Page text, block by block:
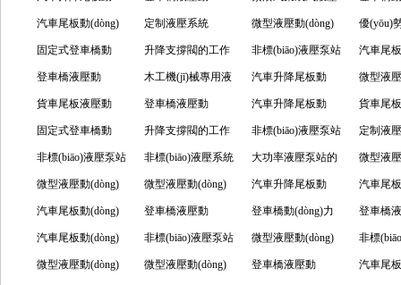
分組成 (diǎn) 項(xiàng)
能，原理，應
(yīng)用及維護(hù)
哪些部分組成？ 識(shí)點(diǎn)熟悉 (jié)方法
項(xiàng)
(dòng)力單元的組
成結(jié)構(gòu)及
工作原理
(dòng)力單元的作
用，部件及特點
(diǎn)介紹
泵站怎么工作，特
點(diǎn)及優(yōu)
勢如何
單元的
特點
汽車尾板動(dòng)
力單元中閥有哪
些？
定制液壓系統
(tǒng)的基本要求
分享
微型液壓動(dòng)
力單元的結(jié)構
(gòu)和應(yīng)用
優(yōu)
車尾板
(dòng)
固定式登車橋動
(dòng)力單元的不
同方面介紹
升降支撐閥的工作
原理包含哪些？
非標(biāo)液壓泵站
的操作規(guī)程分
享
汽車尾
力單元
及應
登車橋液壓動
(dòng)力單元有什
么作用，特點(diǎn)
如何
木工機(jī)械專用液
壓泵站的作用體現
(xiàn)
汽車升降尾板動
(dòng)力單元的簡
單認(rèn)識(shí)
微型液
力單元
(gòu)及
貨車尾板液壓動
(dòng)力單元的主
要組成部分
登車橋液壓動
(dòng)力單元的諸
多方面介紹
汽車升降尾板動
(dòng)力單元是什
么呢？
貨車尾
(dòng)
由哪些部
固定式登車橋動
(dòng)力單元是什
么，怎么工作，用
在哪里？
升降支撐閥的工作
原理，結(jié)構
(gòu)功能
非標(biāo)液壓泵站
的使用原理及各部
件的作用
定制液
(tǒng)是
哪些場
用
非標(biāo)液壓泵站
通常怎么使用？
非標(biāo)液壓系統
(tǒng)是怎樣的裝
置
大功率液壓泵站的
工作原理怎樣？
微型液
力單元
于哪些？
微型液壓動(dòng)
力單元的結(jié)構
(gòu)及特點(diǎn)
分享
微型液壓動(dòng)
力單元的應(yīng)
用及優(yōu)勢
汽車升降尾板動
(dòng)力單元通常
由哪些部分組成？
汽車尾
力單元
使用注
(xiàng)
汽車尾板動(dòng)
力單元的作用以及
要注意的事項
登車橋液壓動
(dòng)力單元的多
方面知識(shí)點
登車橋動(dòng)力
單元是用于什么場
合的？
登車橋
(dòng)
點(diǎn)
汽車尾板動(dòng)
力單元有著哪些特
非標(biāo)液壓泵站
的型號(hào)選擇通
微型液壓動(dòng)
力單元的選型應
非標
是由哪
微型液壓動(dòng) 微型液壓動(dòng) 登車橋液壓動 汽車尾